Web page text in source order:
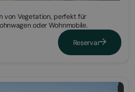
von Vegetation, perfekt für
oder Wohnmobile.
Reservar